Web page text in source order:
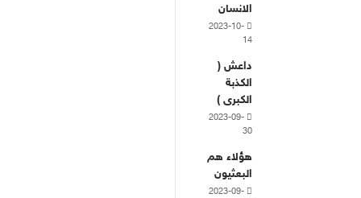
الانسان
2023-10-
14
داعش (
الكذبة
الكبرى )
2023-09-
30
هؤلاء هم
البعثيون
2023-09-